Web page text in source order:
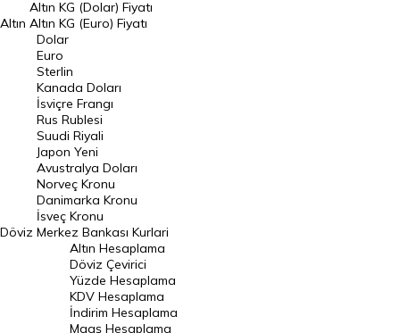
Dolar Kuru
Euro Kuru
Pound Kuru
Frank Kuru
Riyal Kuru
Avustralya Doları
Danimarka Kronu Kuru
Kanada Doları Kuru
Norveç Kronu Kuru
İsveç Kronu Kuru
Japon Yeni Kuru
Serbest Piyasa Döviz Kurları
Altın
Altın KG (Dolar) Fiyatı
Altın KG (Euro) Fiyatı
Döviz
Dolar
Euro
Sterlin
Kanada Doları
İsviçre Frangı
Rus Rublesi
Suudi Riyali
Japon Yeni
Avustralya Doları
Norveç Kronu
Danimarka Kronu
İsveç Kronu
Merkez Bankası Kurlari
Altın Hesaplama
Döviz Çevirici
Yüzde Hesaplama
KDV Hesaplama
İndirim Hesaplama
Maaş Hesaplama